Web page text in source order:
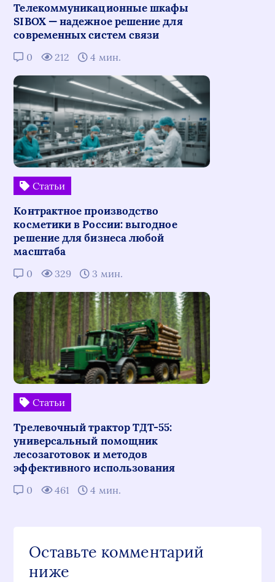
Телекоммуникационные шкафы
SIBOX — надежное решение для
современных систем связи
0 212 4 мин.
Статьи
Контрактное производство
косметики в России: выгодное
решение для бизнеса любой
масштаба
0 329 3 мин.
Статьи
Трелевочный трактор ТДТ-55:
универсальный помощник
лесозаготовок и методов
эффективного использования
0 461 4 мин.
Оставьте комментарий
ниже